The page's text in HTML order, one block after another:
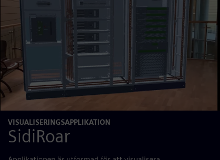
VISUALISERINGSAPPLIKATION
SidiRoar